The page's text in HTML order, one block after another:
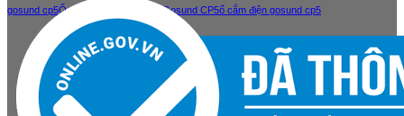
gosund cp5Ổ cắm điện thông minh Gosund CP5ổ cắm điện gosund cp5